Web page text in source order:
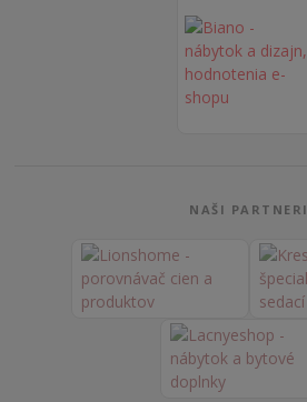
NAŠI PARTNERI